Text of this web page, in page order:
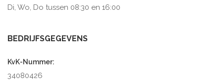
Di, Wo, Do tussen 08:30 en 16:00
BEDRIJFSGEGEVENS
KvK-Nummer:
34080426